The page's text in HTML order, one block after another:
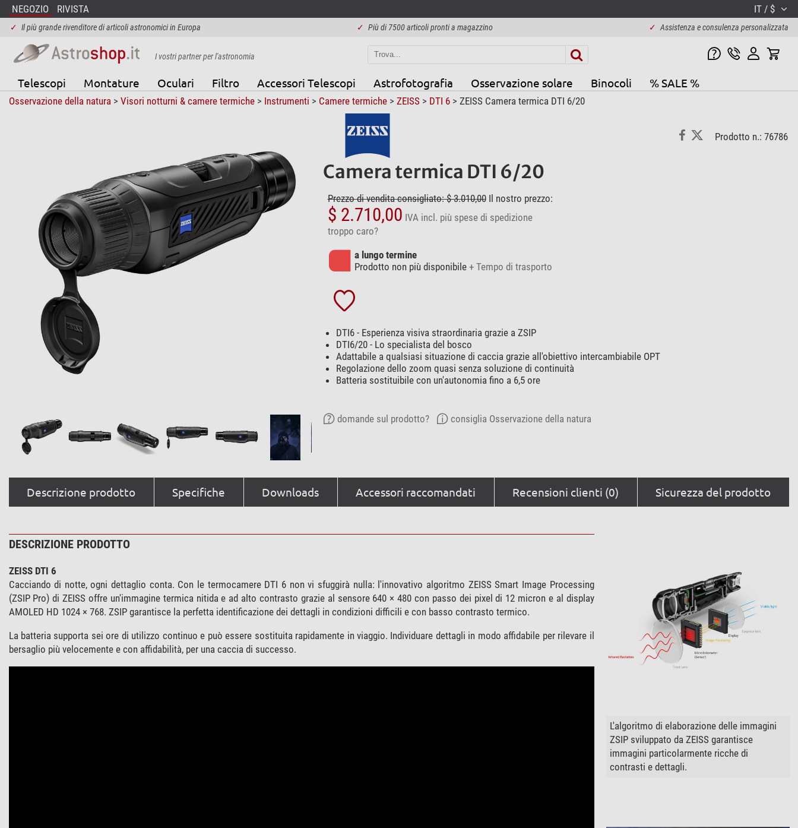
NEGOZIO RIVISTA IT / $
✓ Il più grande rivenditore di articoli astronomici in Europa ✓ Più di 7500 articoli pronti a magazzino ✓ Assistenza e consulenza personalizzata
I vostri partner per l'astronomia
Telescopi Montature Oculari Filtro Accessori Telescopi Astrofotografia Osservazione solare Binocoli % SALE %
Osservazione della natura > Visori notturni & camere termiche> Instrumenti > Camere termiche> ZEISS > DTI 6> ZEISS Camera termica DTI 6/20
Prodotto n.: 76786
Camera termica DTI 6/20
Prezzo di vendita consigliato: $ 3.010,00Il nostro prezzo:
$ 2.710,00 IVA incl. più spese di spedizione
troppo caro?
a lungo termine
Prodotto non più disponibile + Tempo di trasporto
DTI6 - Esperienza visiva straordinaria grazie a ZSIP
DTI6/20 - Lo specialista del bosco
Adattabile a qualsiasi situazione di caccia grazie all'obiettivo intercambiabile OPT
Regolazione dello zoom quasi senza soluzione di continuità
Batteria sostituibile con un'autonomia fino a 6,5 ore
domande sul prodotto? consiglia Osservazione della natura
Descrizione prodotto Specifiche Downloads Accessori raccomandati Recensioni clienti (0) Sicurezza del prodotto
DESCRIZIONE PRODOTTO
ZEISS DTI 6
Cacciando di notte, ogni dettaglio conta. Con le termocamere DTI 6 non vi sfuggirà nulla: l'innovativo algoritmo ZEISS Smart Image Processing
(ZSIP Pro) di ZEISS offre un'immagine termica nitida e ad alto contrasto grazie al sensore 640 × 480 con passo dei pixel di 12 micron e al display
AMOLED HD 1024 × 768. ZSIP garantisce la perfetta identificazione dei dettagli in condizioni difficili e con basso contrasto termico.
La batteria supporta sei ore di utilizzo continuo e può essere sostituita rapidamente in viaggio. Individuare dettagli in modo affidabile per rilevare il
bersaglio più velocemente e con affidabilità, per una caccia di successo.
L'algoritmo di elaborazione delle immagini
ZSIP sviluppato da ZEISS garantisce
immagini particolarmente ricche di
contrasti e dettagli.